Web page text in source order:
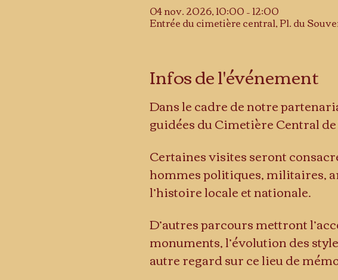
04 nov. 2026, 10:00 – 12:00
Entrée du cimetière central, Pl. du
Infos de l'événement
Dans le cadre de notre
guidées du Cimetière Central
Certaines visites seront
hommes politiques, militaires,
l’histoire locale et nationale.
D’autres parcours mettront
monuments, l’évolution des
autre regard sur ce lieu de